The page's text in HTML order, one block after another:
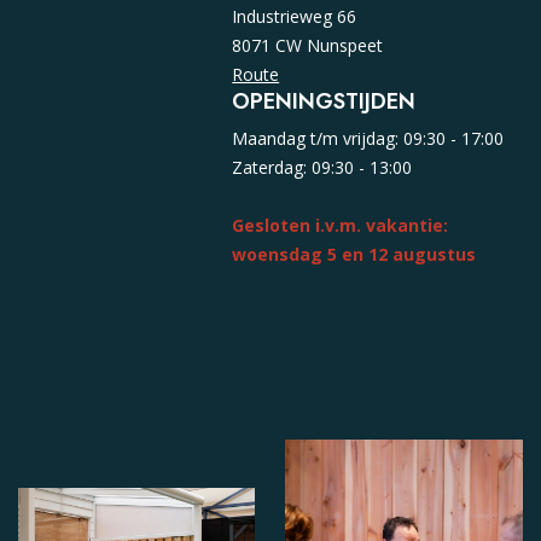
Industrieweg 66
8071 CW Nunspeet
Route
OPENINGSTIJDEN
Maandag t/m vrijdag: 09:30 - 17:00
Zaterdag: 09:30 - 13:00
Gesloten i.v.m. vakantie:
woensdag 5 en 12 augustus